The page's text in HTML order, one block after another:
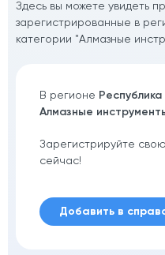
Здесь вы можете увидеть
зарегистрированные в
категории "Алмазные
В регионе
Алмазные
Зарегистрируйте
сейчас!
Добавить в